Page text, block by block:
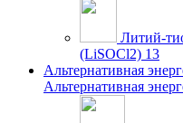
Литий-
(LiSOCl2) 13
Альтернативная
Альтернативная